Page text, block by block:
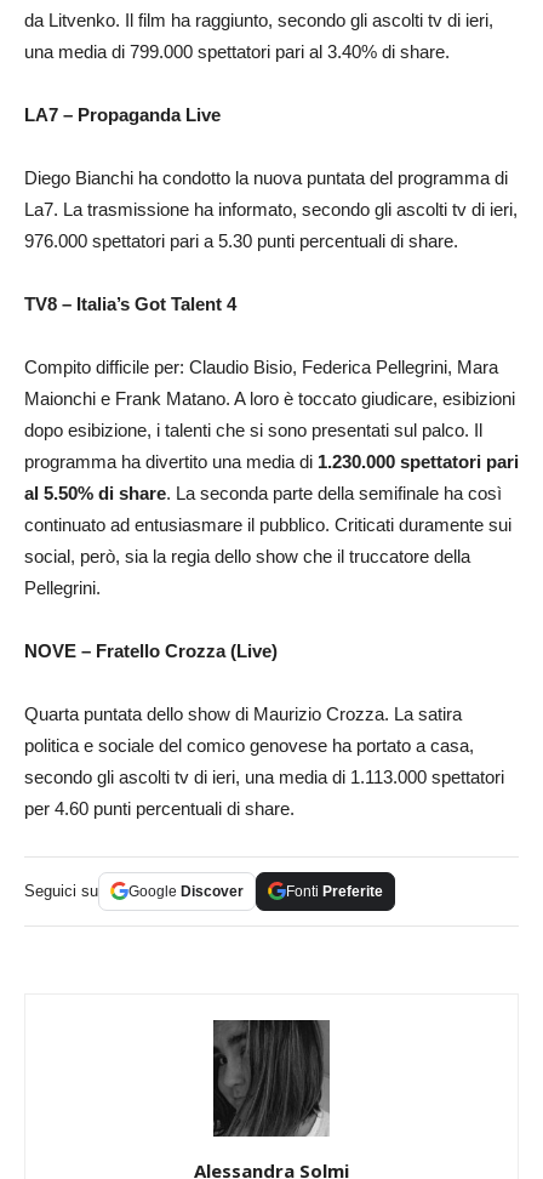
da Litvenko. Il film ha raggiunto, secondo gli ascolti tv di ieri,
una media di 799.000 spettatori pari al 3.40% di share.
LA7 – Propaganda Live
Diego Bianchi ha condotto la nuova puntata del programma di
La7. La trasmissione ha informato, secondo gli ascolti tv di ieri,
976.000 spettatori pari a 5.30 punti percentuali di share.
TV8 – Italia’s Got Talent 4
Compito difficile per: Claudio Bisio, Federica Pellegrini, Mara
Maionchi e Frank Matano. A loro è toccato giudicare, esibizioni
dopo esibizione, i talenti che si sono presentati sul palco. Il
programma ha divertito una media di 1.230.000 spettatori pari
al 5.50% di share. La seconda parte della semifinale ha così
continuato ad entusiasmare il pubblico. Criticati duramente sui
social, però, sia la regia dello show che il truccatore della
Pellegrini.
NOVE – Fratello Crozza (Live)
Quarta puntata dello show di Maurizio Crozza. La satira
politica e sociale del comico genovese ha portato a casa,
secondo gli ascolti tv di ieri, una media di 1.113.000 spettatori
per 4.60 punti percentuali di share.
Seguici su Google Discover Fonti Preferite
Alessandra Solmi